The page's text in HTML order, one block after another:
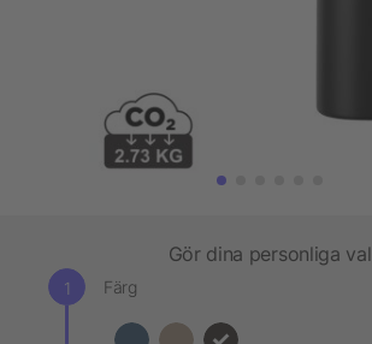
Gör dina personliga val
Färg